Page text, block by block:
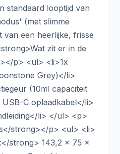
standaard looptijd van
(met slimme
van een heerlijke, frisse
zit er in de
p> <ul> <li>1x
Grey)</li>
(10ml capaciteit
C oplaadkabel</li>
li> </ul> <p>
strong></p> <ul> <li>
strong> 143,2 x 75 x